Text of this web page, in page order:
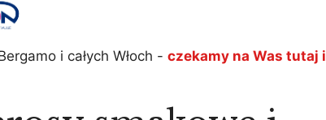
i całych Włoch - czekamy na Was tutaj i